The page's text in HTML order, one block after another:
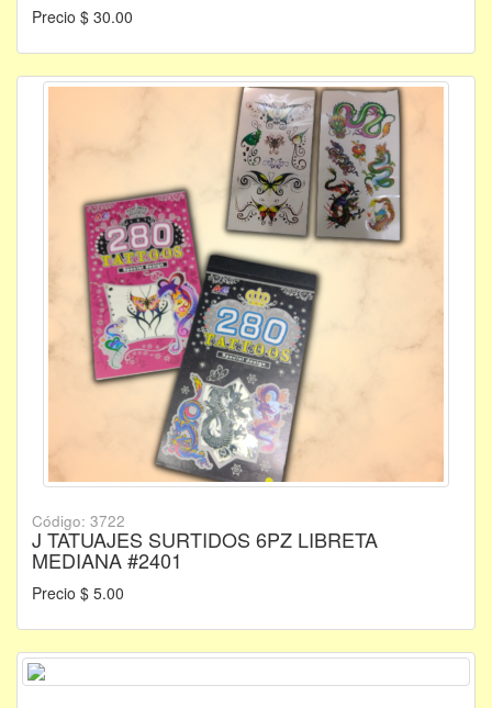
Precio $ 30.00
Código: 3722
J TATUAJES SURTIDOS 6PZ LIBRETA
MEDIANA #2401
Precio $ 5.00